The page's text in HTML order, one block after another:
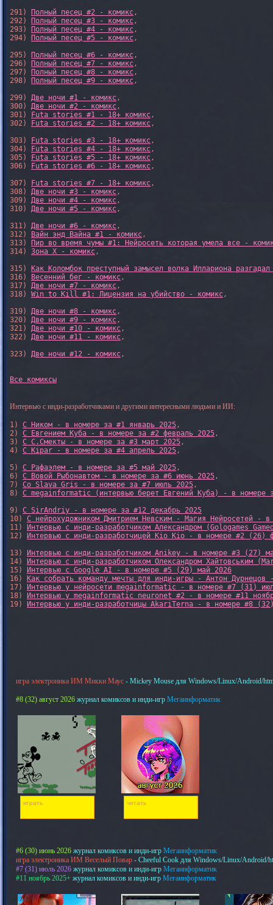
291)
Полный песец #2 - комикс,
292)
Полный песец #3 - комикс,
293)
Полный песец #4 - комикс,
294)
Полный песец #5 - комикс,
295)
Полный песец #6 - комикс,
296)
Полный песец #7 - комикс,
297)
Полный песец #8 - комикс,
298)
Полный песец #9 - комикс,
299) Две ночи #1 - комикс,
300) Две ночи #2 - комикс,
301)
Futa stories #1 - 18+ комикс,
302)
Futa stories #2 - 18+ комикс,
303)
Futa stories #3 - 18+ комикс,
304)
Futa stories #4 - 18+ комикс,
305)
Futa stories #5 - 18+ комикс,
306)
Futa stories #6 - 18+ комикс,
307)
Futa stories #7 - 18+ комикс,
308) Две ночи #3 - комикс,
309) Две ночи #4 - комикс,
310) Две ночи #5 - комикс,
311) Две ночи #6 - комикс,
312)
Вайн энд Вайна #1 - комикс,
313)
Пир во время чумы #1: Нейросеть которая умела все -
314) Зона X - комикс,
315)
Как Коломбок преступный замысел волка Иллариона
316)
Весенний бег - комикс,
317) Две ночи #7 - комикс,
318) Win to Kill #1: Лицензия на убийство - комикс,
319) Две ночи #8 - комикс,
320) Две ночи #9 - комикс,
321) Две ночи #10 - комикс,
322) Две ночи #11 - комикс,
323) Две ночи #12 - комикс,
Все комиксы
Интервью с инди-разработчиками и другими интересными людьми и ИИ:
1) С Ником - в номере за #1 январь 2025,
2) С Евгением Куба - в номере за #2 февраль 2025,
3) С С.Смекты - в номере за #3 март 2025,
4) С Kipar - в номере за #4 апрель 2025,
5) С Рафаэлем - в номере за #5 май 2025,
6) С Вовой Рыбонавтом - в номере за #6 июнь 2025,
7) Со Slava Gris - в номере за #7 июль 2025,
8) С megainformatic (интервью берет Евгений Куба) - в номере
9) С SirAndriy - в номере за #12 декабрь 2025
10) С нейрохудожником Дмитрием Невским - Магия Нейросетей -
11)
Интервью с инди-разработчиком Александром (Gologames
12)
Интервью с инди-разработчицей Kio Kio - в номере #2 (26)
13)
Интервью с инди-разработчиком Anikey - в номере #3 (27)
14)
Интервью с инди-разработчиком Олександром Хайтовським
15)
Интервью с Google AI - в номере #5 (29) май 2026
16)
Как собрать команду мечты для инди-игры - Антон
17)
Интервью у нейросети megainformatic - в номере #7 (31)
18)
Интервью у megainformatic neuronet #2 - в номере #11
19)
Интервью у инди-разработчицы AkariTerna - в номере #8
игра электроника ИМ Микки Маус - Mickey Mouse для Windows/Linux/Android/
#8 (32) август 2026 журнал комиксов и инди-игр Мегаинформатик
играть читать
#6 (30) июнь 2026 журнал комиксов и инди-игр Мегаинформатик
игра электроника ИМ Веселый Повар - Cheeful Cook для Windows/Linux/Android/
#7 (31) июль 2026 журнал комиксов и инди-игр Мегаинформатик
#11 ноябрь 2025+ журнал комиксов и инди-игр Мегаинформатик